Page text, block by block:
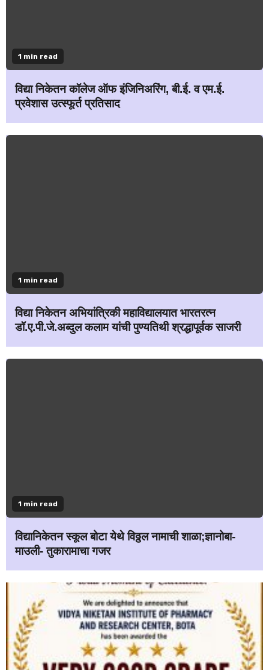
1 min read
विद्या निकेतन कॉलेज ऑफ इंजिनिअरिंग, बी.ई. व एम.ई.
प्रवेशास उत्स्फूर्त प्रतिसाद
1 min read
विद्या निकेतन अभियांत्रिकी महाविद्यालयात भारतरत्न
डॉ.ए.पी.जे.अब्दुल कलाम यांची पुण्यतिथी श्रद्धापूर्वक साजरी
1 min read
विद्यानिकेतन स्कूल बोटा येथे विठ्ठल नामाची शाळा;ज्ञानोबा-
माउली- तुकारामाचा गजर